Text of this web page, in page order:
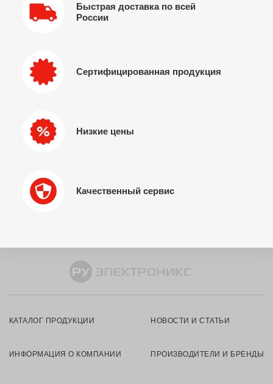
Быстрая доставка по всей
России
Сертифицированная продукция
Низкие цены
Качественный сервис
КАТАЛОГ ПРОДУКЦИИ НОВОСТИ И СТАТЬИ
ИНФОРМАЦИЯ О КОМПАНИИ ПРОИЗВОДИТЕЛИ И БРЕНДЫ